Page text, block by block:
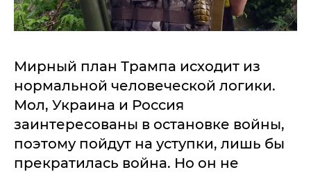
Мирный план Трампа исходит из
нормальной человеческой логики.
Мол, Украина и Россия
заинтересованы в остановке войны,
поэтому пойдут на уступки, лишь бы
прекратилась война. Но он не